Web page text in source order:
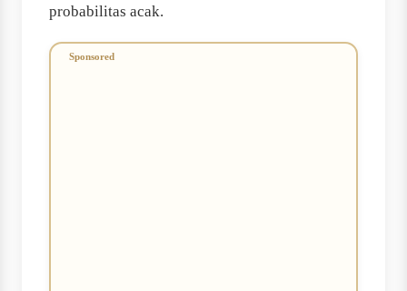
probabilitas acak.